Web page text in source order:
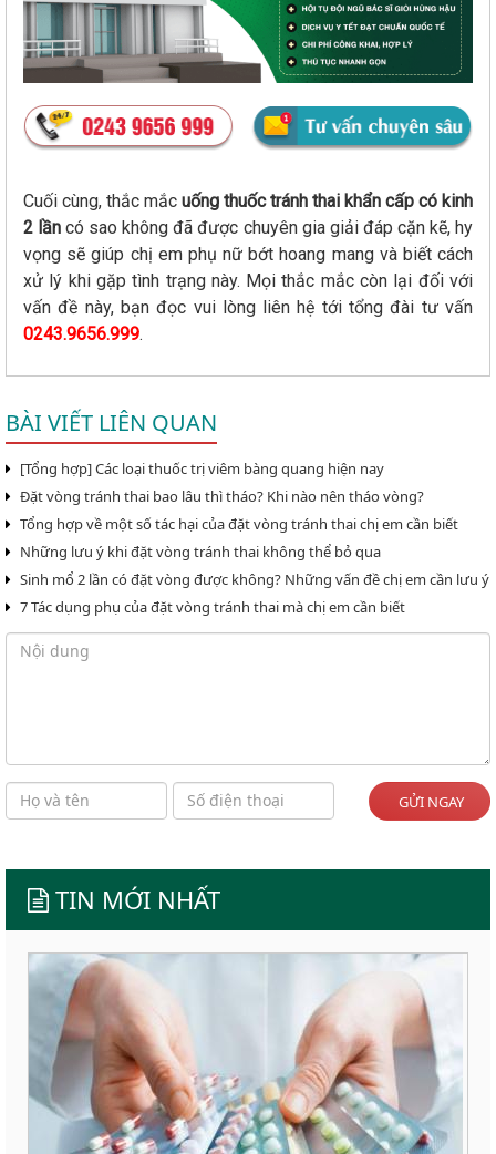
Cuối cùng, thắc mắc uống thuốc tránh thai khẩn cấp có kinh
2 lần có sao không đã được chuyên gia giải đáp cặn kẽ, hy
vọng sẽ giúp chị em phụ nữ bớt hoang mang và biết cách
xử lý khi gặp tình trạng này. Mọi thắc mắc còn lại đối với
vấn đề này, bạn đọc vui lòng liên hệ tới tổng đài tư vấn
0243.9656.999.
BÀI VIẾT LIÊN QUAN
[Tổng hợp] Các loại thuốc trị viêm bàng quang hiện nay
Đặt vòng tránh thai bao lâu thì tháo? Khi nào nên tháo vòng?
Tổng hợp về một số tác hại của đặt vòng tránh thai chị em cần biết
Những lưu ý khi đặt vòng tránh thai không thể bỏ qua
Sinh mổ 2 lần có đặt vòng được không? Những vấn đề chị em cần lưu ý
7 Tác dụng phụ của đặt vòng tránh thai mà chị em cần biết
GỬI NGAY
TIN MỚI NHẤT